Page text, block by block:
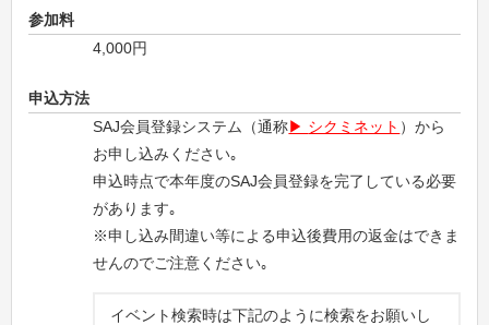
参加料
4,000円
申込方法
SAJ会員登録システム（通称
シクミネット ）から
お申し込みください｡
申込時点で本年度のSAJ会員登録を完了している必要
があります｡
※申し込み間違い等による申込後費用の返金はできま
せんのでご注意ください｡
イベント検索時は下記のように検索をお願いし